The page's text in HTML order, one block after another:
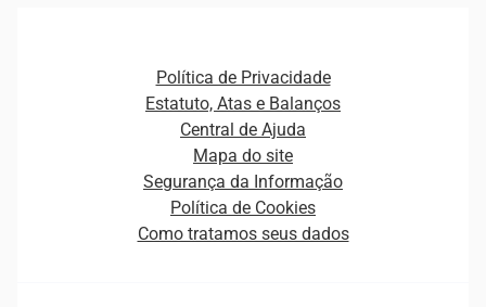
Plataformas e Motores de decisão
Curso Gratuito de Saúde Financeira
Empreendedorismo
Estudos e Pesquisas
Distribuidores e representantes
Estrutura Organizacional
Sala de Imprensa
Política de Privacidade
Estatuto, Atas e Balanços
Central de Ajuda
Mapa do site
Segurança da Informação
Política de Cookies
Como tratamos seus dados